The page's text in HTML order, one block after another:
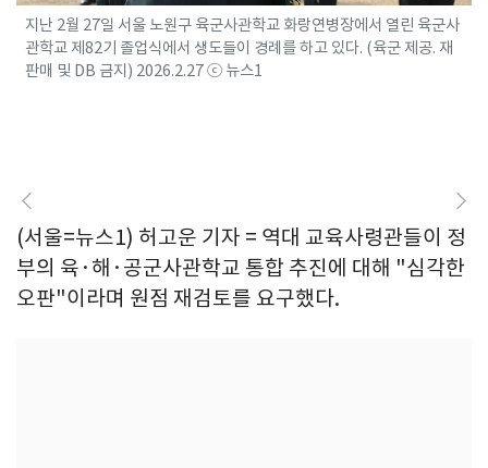
지난 2월 27일 서울 노원구 육군사관학교 화랑연병장에서 열린 육군사
관학교 제82기 졸업식에서 생도들이 경례를 하고 있다. (육군 제공. 재
판매 및 DB 금지) 2026.2.27 ⓒ 뉴스1
(서울=뉴스1) 허고운 기자 = 역대 교육사령관들이 정
부의 육·해·공군사관학교 통합 추진에 대해 "심각한
오판"이라며 원점 재검토를 요구했다.